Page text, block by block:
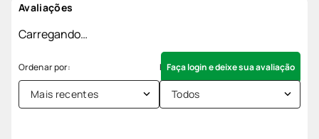
Avaliações
Carregando…
Faça login e deixe sua avaliação
Mais recentes Todos